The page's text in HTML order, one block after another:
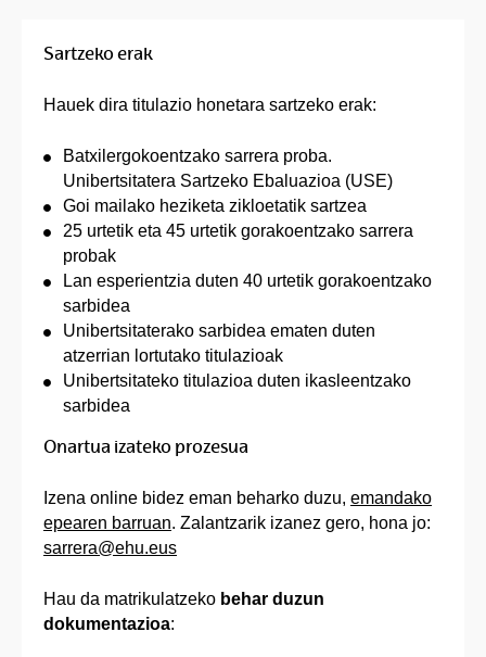
Sartzeko erak
Hauek dira titulazio honetara sartzeko erak:
Batxilergokoentzako sarrera proba.
Unibertsitatera Sartzeko Ebaluazioa (USE)
Goi mailako heziketa zikloetatik sartzea
25 urtetik eta 45 urtetik gorakoentzako sarrera
probak
Lan esperientzia duten 40 urtetik gorakoentzako
sarbidea
Unibertsitaterako sarbidea ematen duten
atzerrian lortutako titulazioak
Unibertsitateko titulazioa duten ikasleentzako
sarbidea
Onartua izateko prozesua
Izena online bidez eman beharko duzu, emandako
epearen barruan. Zalantzarik izanez gero, hona jo:
sarrera@ehu.eus
Hau da matrikulatzeko behar duzun
dokumentazioa: